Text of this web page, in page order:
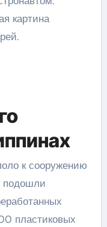
картина
к сооружению
подошли
пластиковых